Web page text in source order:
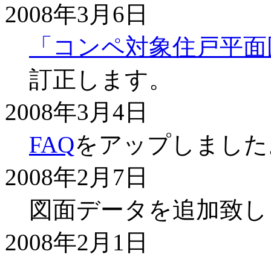
2008年3月6日
「コンペ対象住戸平
訂正します。
2008年3月4日
FAQをアップしまし
2008年2月7日
図面データを追加致
2008年2月1日